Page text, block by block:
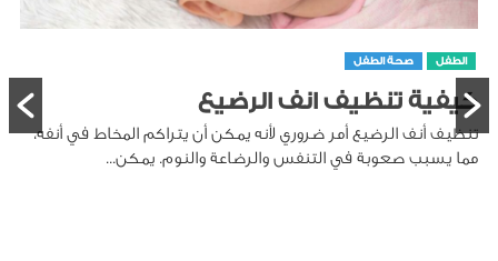
الطفل صحة الطفل
كيفية تنظيف انف الرضيع
تنظيف أنف الرضيع أمر ضروري لأنه يمكن أن يتراكم المخاط في أنفه،
مما يسبب صعوبة في التنفس والرضاعة والنوم. يمكن...